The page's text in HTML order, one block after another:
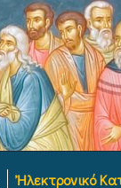
Ἠλεκτρονικό